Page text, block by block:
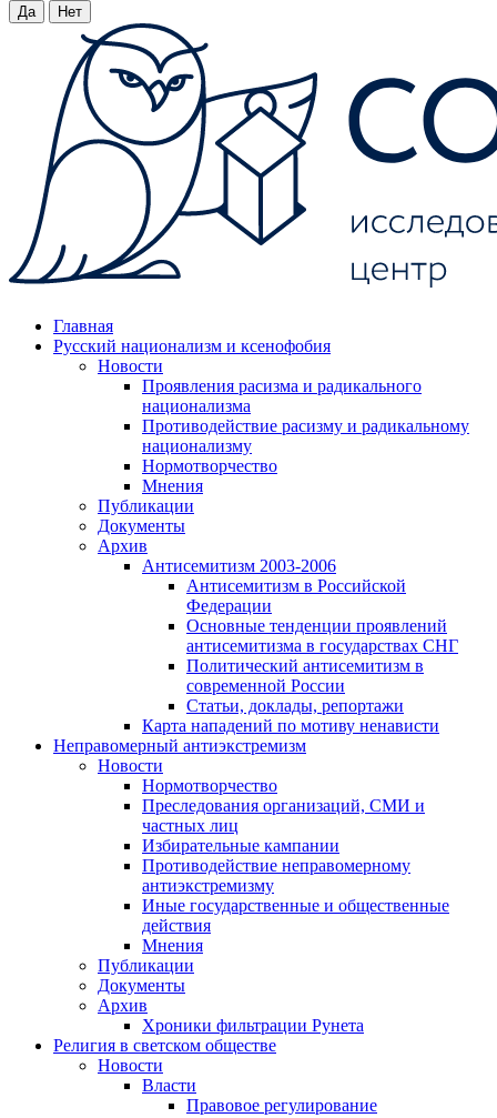
Да Нет
Главная
Русский национализм и ксенофобия
Новости
Проявления расизма и радикального
национализма
Противодействие расизму и радикальному
национализму
Нормотворчество
Мнения
Публикации
Документы
Архив
Антисемитизм 2003-2006
Антисемитизм в Российской
Федерации
Основные тенденции проявлений
антисемитизма в государствах СНГ
Политический антисемитизм в
современной России
Статьи, доклады, репортажи
Карта нападений по мотиву ненависти
Неправомерный антиэкстремизм
Новости
Нормотворчество
Преследования организаций, СМИ и
частных лиц
Избирательные кампании
Противодействие неправомерному
антиэкстремизму
Иные государственные и общественные
действия
Мнения
Публикации
Документы
Архив
Хроники фильтрации Рунета
Религия в светском обществе
Новости
Власти
Правовое регулирование